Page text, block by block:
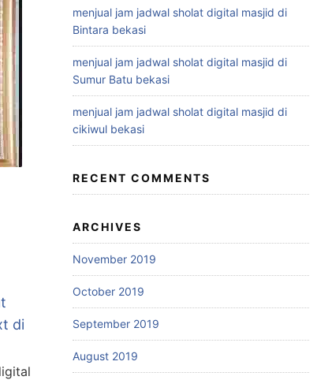
di
menjual jam jadwal sholat digital masjid di
Bintara bekasi
menjual jam jadwal sholat digital masjid di
Sumur Batu bekasi
menjual jam jadwal sholat digital masjid di
cikiwul bekasi
RECENT COMMENTS
ARCHIVES
November 2019
October 2019
September 2019
August 2019